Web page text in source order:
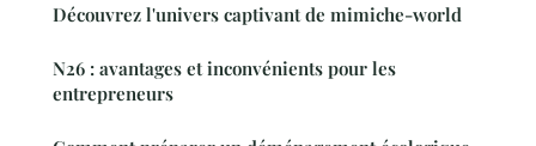
Découvrez l'univers captivant de mimiche-world
N26 : avantages et inconvénients pour les
entrepreneurs